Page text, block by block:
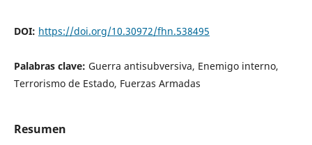
DOI: https://doi.org/10.30972/fhn.538495
Palabras clave: Guerra antisubversiva, Enemigo interno,
Terrorismo de Estado, Fuerzas Armadas
Resumen